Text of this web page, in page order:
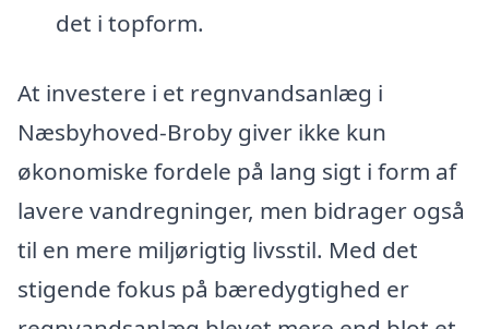
det i topform.
At investere i et regnvandsanlæg i
Næsbyhoved-Broby giver ikke kun
økonomiske fordele på lang sigt i form af
lavere vandregninger, men bidrager også
til en mere miljørigtig livsstil. Med det
stigende fokus på bæredygtighed er